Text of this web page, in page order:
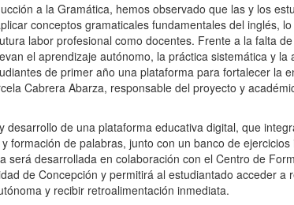
a la Gramática, hemos observado que las y los
conceptos gramaticales fundamentales del inglés,
labor profesional como docentes. Frente a la falta
el aprendizaje autónomo, la práctica sistemática y la
de primer año una plataforma para fortalecer la
Cabrera Abarza, responsable del proyecto y
desarrollo de una plataforma educativa digital, que
formación de palabras, junto con un banco de ejercicios
será desarrollada en colaboración con el Centro de
de Concepción y permitirá al estudiantado acceder a
y recibir retroalimentación inmediata.